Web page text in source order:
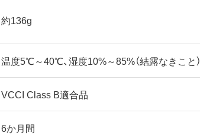
約136g
温度5℃～40℃、湿度10%～85%（結露なきこと）
VCCI Class B適合品
6か月間